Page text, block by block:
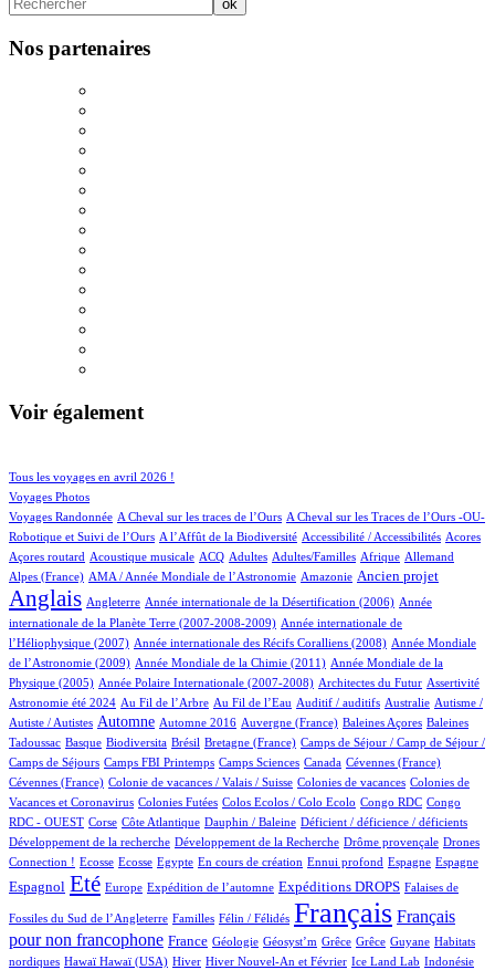
Nos partenaires
Voir également
Tous les voyages en avril 2026 !
157/903
Voyages Photos
132/903
Voyages Randonnée
5/903 A Cheval sur les traces de l’Ours
4/903
A Cheval sur les Traces de l’Ours -OU-
Robotique et Suivi de l’Ours
2/903 A l’Affût de la Biodiversité
2/903 Accessibilité / Accessibilités
6/903 Acores
1/903
Açores routard
3/903 Acoustique musicale
72/903 ACQ
33/903 Adultes
15/903 Adultes/Familles
2/903 Afrique
58/903 Allemand
27/903
Alpes (France)
12/903 AMA / Année Mondiale de l’Astronomie
8/903 Amazonie
273/903 Ancien projet
696/903
Anglais
67/903 Angleterre
6/903 Année internationale de la Désertification (2006)
14/903
Année
internationale de la Planète Terre (2007-2008-2009)
4/903
Année internationale de
l’Héliophysique (2007)
1/903 Année internationale des Récifs Coralliens (2008)
11/903
Année Mondiale
de l’Astronomie (2009)
2/903 Année Mondiale de la Chimie (2011)
15/903
Année Mondiale de la
Physique (2005)
5/903 Année Polaire Internationale (2007-2008)
2/903 Architectes du Futur
1/903 Assertivité
29/903
Astronomie été 2024
23/903 Au Fil de l’Arbre
13/903 Au Fil de l’Eau
2/903 Auditif / auditifs
1/903 Australie
2/903
Autisme /
Autiste / Autistes
404/903 Automne
5/903 Automne 2016
6/903 Auvergne (France)
1/903 Baleines Açores
2/903
Baleines
Tadoussac
1/903 Basque
87/903 Biodiversita
1/903 Brésil
14/903 Bretagne (France)
81/903
Camps de Séjour / Camp de Séjour /
Camps de Séjours
3/903 Camps FBI Printemps
13/903 Camps Sciences
6/903 Canada
3/903 Cévennes (France)
2/903
Cévennes (France)
1/903 Colonie de vacances / Valais / Suisse
5/903 Colonies de vacances
4/903
Colonies de
Vacances et Coronavirus
1/903 Colonies Futées
1/903 Colos Ecolos / Colo Ecolo
2/903 Congo RDC
2/903
Congo
RDC - OUEST
1/903 Corse
20/903 Côte Atlantique
1/903 Dauphin / Baleine
2/903 Déficient / déficience / déficients
1/903
Développement de la recherche
1/903 Développement de la Recherche
1/903 Drôme provençale
25/903
Drones
Connection !
1/903 Ecosse
1/903 Ecosse
1/903 Egypte
18/903 En cours de création
1/903 Ennui profond
37/903 Espagne
17/903 Espagne
241/903
Espagnol
678/903 Eté
12/903 Europe
136/903 Expédition de l’automne
214/903 Expéditions DROPS
6/903 Falaises de
Fossiles du Sud de l’Angleterre Familles Félin / Félidés Français Français
pour non francophone
291/903 France
46/903 Géologie
1/903 Géosyst’m
1/903 Grêce
1/903 Grêce
1/903 Guyane
2/903
Habitats
nordiques
2/903 Hawaï
2/903 Hawaï (USA)
142/903 Hiver
23/903 Hiver Nouvel-An et Février
13/903 Ice Land Lab
1/903 Indonésie
1/903